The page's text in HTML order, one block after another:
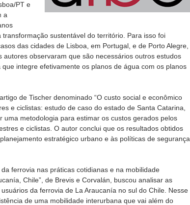
PT e
a
sustentável do território. Para isso foi
das cidades de Lisboa, em Portugal, e de Porto Alegre,
autores observaram que são necessários outros estudos
integre efetivamente os planos de água com os planos
de Tischer denominado “O custo social e econômico
e ciclistas: estudo de caso do estado de Santa Catarina,
uma metodologia para estimar os custos gerados pelos
e ciclistas. O autor conclui que os resultados obtidos
estratégico urbano e às políticas de segurança
ferrovia nas práticas cotidianas e na mobilidade
Chile”, de Brevis e Corvalán, buscou analisar as
da ferrovia de La Araucanía no sul do Chile. Nesse
de uma mobilidade interurbana que vai além do